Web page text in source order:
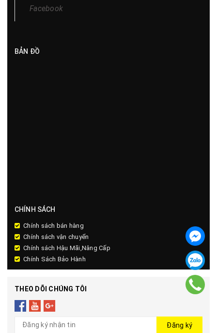
BẢN ĐỒ
Chính sách vận chuyển
Chính Sách Bảo Hành
THEO DÕI CHÚNG TÔI
Đăng ký
@2018 - Bản quyền thuộc về 1Cue